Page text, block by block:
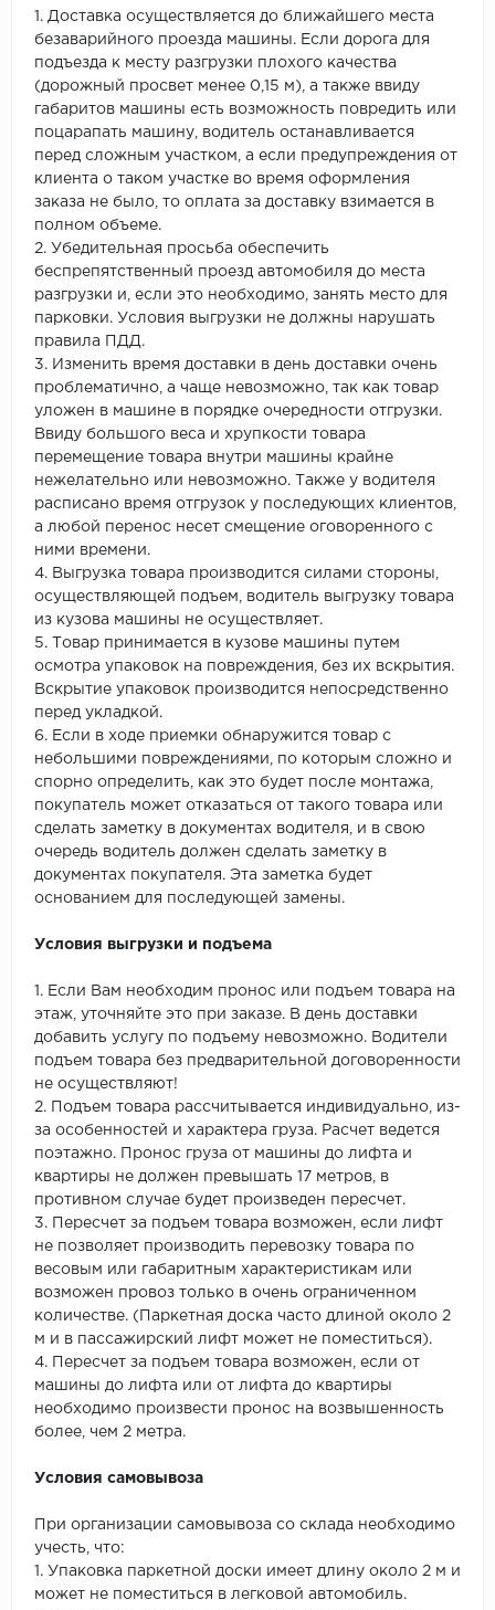
1. Доставка осуществляется до ближайшего места
безаварийного проезда машины. Если дорога для
подъезда к месту разгрузки плохого качества
(дорожный просвет менее 0,15 м), а также ввиду
габаритов машины есть возможность повредить или
поцарапать машину, водитель останавливается
перед сложным участком, а если предупреждения от
клиента о таком участке во время оформления
заказа не было, то оплата за доставку взимается в
полном объеме.
2. Убедительная просьба обеспечить
беспрепятственный проезд автомобиля до места
разгрузки и, если это необходимо, занять место для
парковки. Условия выгрузки не должны нарушать
правила ПДД.
3. Изменить время доставки в день доставки очень
проблематично, а чаще невозможно, так как товар
уложен в машине в порядке очередности отгрузки.
Ввиду большого веса и хрупкости товара
перемещение товара внутри машины крайне
нежелательно или невозможно. Также у водителя
расписано время отгрузок у последующих клиентов,
а любой перенос несет смещение оговоренного с
ними времени.
4. Выгрузка товара производится силами стороны,
осуществляющей подъем, водитель выгрузку товара
из кузова машины не осуществляет.
5. Товар принимается в кузове машины путем
осмотра упаковок на повреждения, без их вскрытия.
Вскрытие упаковок производится непосредственно
перед укладкой.
6. Если в ходе приемки обнаружится товар с
небольшими повреждениями, по которым сложно и
спорно определить, как это будет после монтажа,
покупатель может отказаться от такого товара или
сделать заметку в документах водителя, и в свою
очередь водитель должен сделать заметку в
документах покупателя. Эта заметка будет
основанием для последующей замены.
Условия выгрузки и подъема
1. Если Вам необходим пронос или подъем товара на
этаж, уточняйте это при заказе. В день доставки
добавить услугу по подъему невозможно. Водители
подъем товара без предварительной договоренности
не осуществляют!
2. Подъем товара рассчитывается индивидуально, из-
за особенностей и характера груза. Расчет ведется
поэтажно. Пронос груза от машины до лифта и
квартиры не должен превышать 17 метров, в
противном случае будет произведен пересчет.
3. Пересчет за подъем товара возможен, если лифт
не позволяет производить перевозку товара по
весовым или габаритным характеристикам или
возможен провоз только в очень ограниченном
количестве. (Паркетная доска часто длиной около 2
м и в пассажирский лифт может не поместиться).
4. Пересчет за подъем товара возможен, если от
машины до лифта или от лифта до квартиры
необходимо произвести пронос на возвышенность
более, чем 2 метра.
Условия самовывоза
При организации самовывоза со склада необходимо
учесть, что:
1. Упаковка паркетной доски имеет длину около 2 м и
может не поместиться в легковой автомобиль.